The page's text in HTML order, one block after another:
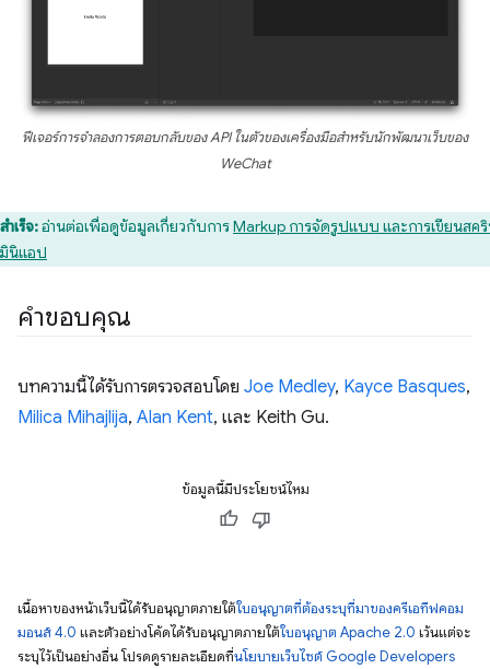
ฟีเจอร์การจำลองการตอบกลับของ API ในตัวของเครื่องมือสำหรับนักพัฒนาเว็บของ
WeChat
สำเร็จ:อ่านต่อเพื่อดูข้อมูลเกี่ยวกับการMarkup การจัดรูปแบบ และการเขียนสค
นิแอป
คำขอบคุณ
บทความนี้ได้รับการตรวจสอบโดย Joe Medley, Kayce Basques,
Milica Mihajlija, Alan Kent, และ Keith Gu.
ข้อมูลนี้มีประโยชน์ไหม
เนื้อหาของหน้าเว็บนี้ได้รับอนุญาตภายใต้ใบอนุญาตที่ต้องระบุที่มาของครีเอทีฟคอม
มอนส์ 4.0 และตัวอย่างโค้ดได้รับอนุญาตภายใต้ใบอนุญาต Apache 2.0 เว้นแต่จะ
ระบุไว้เป็นอย่างอื่น โปรดดูรายละเอียดที่นโยบายเว็บไซต์ Google Developers